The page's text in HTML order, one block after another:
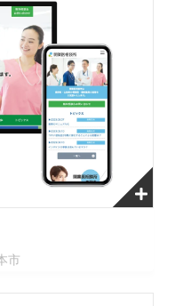
市